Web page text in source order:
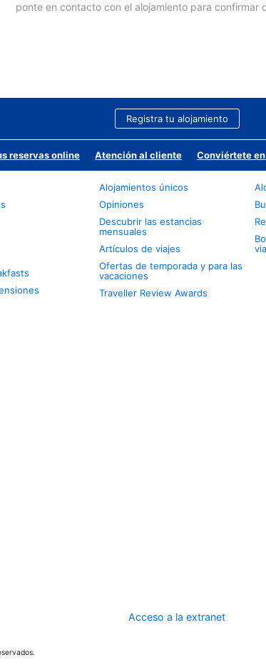
ponte en contacto con el alojamiento para confirmar
Registra tu alojamiento
reservas online Atención al cliente Conviértete
Alojamientos únicos
Opiniones
Descubrir las estancias
mensuales
Artículos de viajes
Ofertas de temporada y para las
vacaciones
Traveller Review Awards
Acceso a la extranet